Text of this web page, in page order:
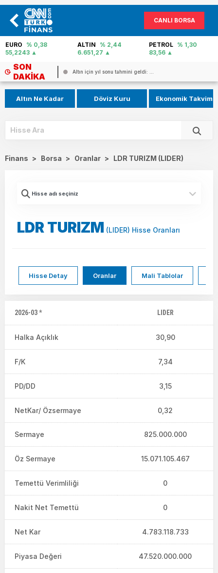
CANLI BORSA
EURO
% 0,38
55,2243
ALTIN
% 2,44
6.651,27
PETROL % 1,30
83,56
SON
DAKIKA
Altın için yıl sonu tahmini geldi: ...
Altın Ne Kadar Döviz Kuru Ekonomik Takvim
Finans > Borsa > Oranlar > LDR TURIZM (LIDER)
LDR TURIZM (LIDER) Hisse Oranları
Hisse Detay Oranlar Mali Tablolar
2026-03 * LIDER
Halka Açıklık 30,90
F/K 7,34
PD/DD 3,15
NetKar/ Özsermaye 0,32
Sermaye 825.000.000
Öz Sermaye 15.071.105.467
Temettü Verimliliği 0
Nakit Net Temettü 0
Net Kar 4.783.118.733
Piyasa Değeri 47.520.000.000